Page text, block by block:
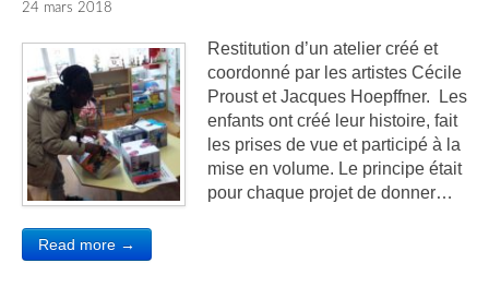
24 mars 2018
Restitution d’un atelier créé et
coordonné par les artistes Cécile
Proust et Jacques Hoepffner. Les
enfants ont créé leur histoire, fait
les prises de vue et participé à la
mise en volume. Le principe était
pour chaque projet de donner…
Read more →